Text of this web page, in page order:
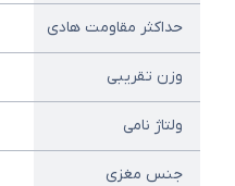
حداکثر مقاومت هادی
وزن تقریبی
ولتاژ نامی
جنس مغزی